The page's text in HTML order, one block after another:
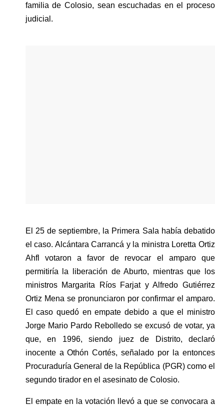
familia de Colosio, sean escuchadas en el proceso
judicial.
El 25 de septiembre, la Primera Sala había debatido
el caso. Alcántara Carrancá y la ministra Loretta Ortiz
Ahfl votaron a favor de revocar el amparo que
permitiría la liberación de Aburto, mientras que los
ministros Margarita Ríos Farjat y Alfredo Gutiérrez
Ortiz Mena se pronunciaron por confirmar el amparo.
El caso quedó en empate debido a que el ministro
Jorge Mario Pardo Rebolledo se excusó de votar, ya
que, en 1996, siendo juez de Distrito, declaró
inocente a Othón Cortés, señalado por la entonces
Procuraduría General de la República (PGR) como el
segundo tirador en el asesinato de Colosio.
El empate en la votación llevó a que se convocara a